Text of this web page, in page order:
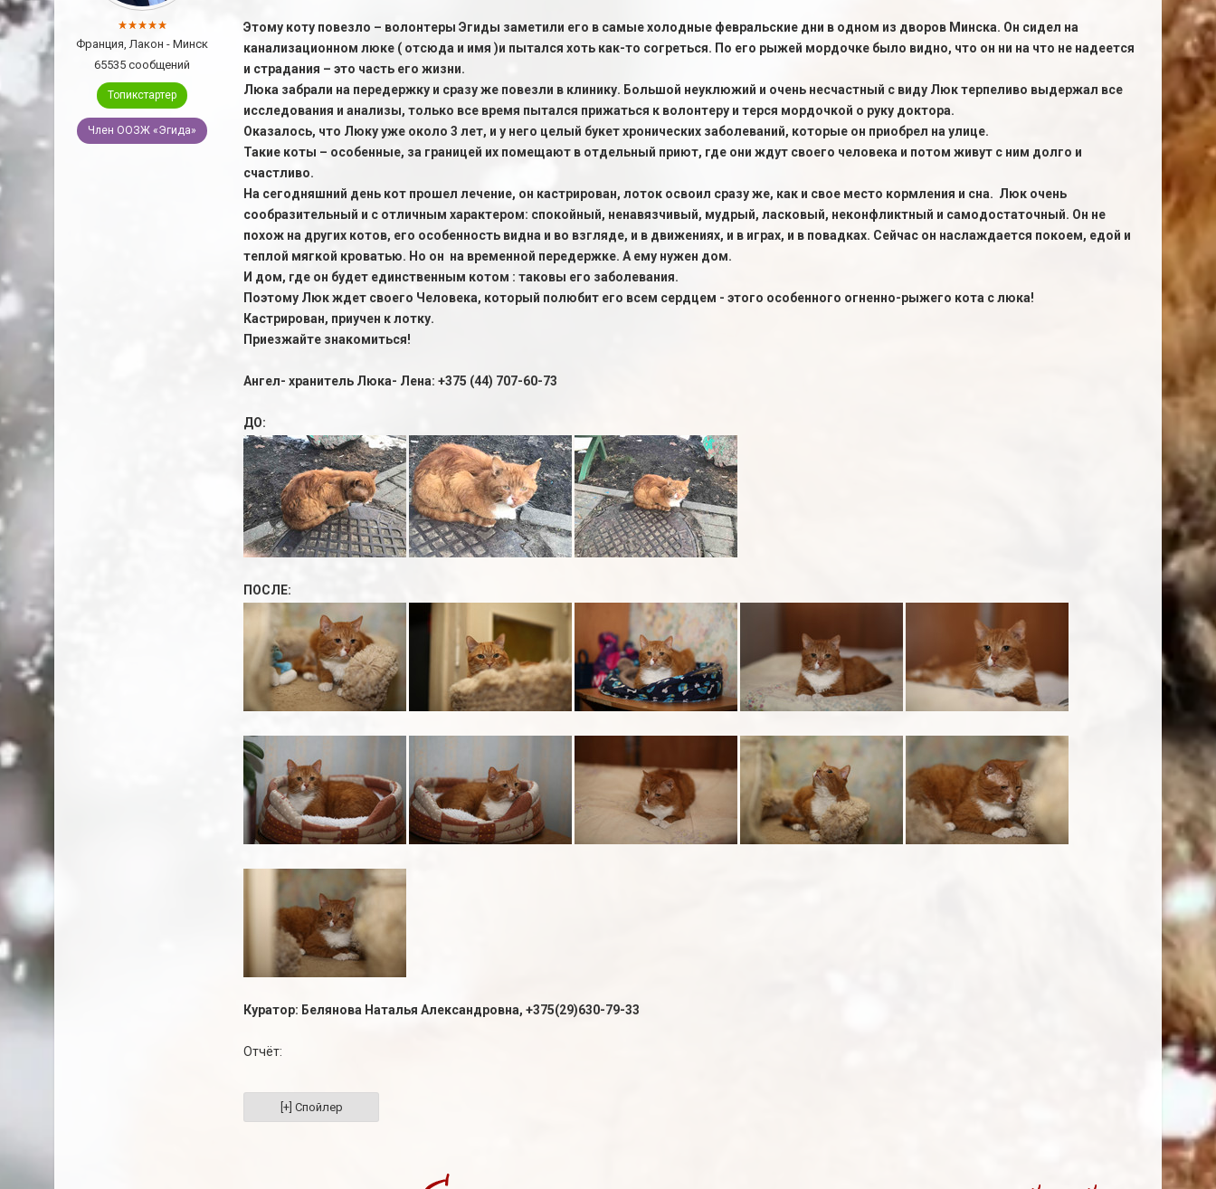
Франция, Лакон - Минск
65535 сообщений
Топикстартер
Член ООЗЖ «Эгида»
Этому коту повезло – волонтеры Эгиды заметили его в самые холодные февральские дни в одном из дворов Минска. Он сидел на
канализационном люке ( отсюда и имя )и пытался хоть как-то согреться. По его рыжей мордочке было видно, что он ни на что не надеется
и страдания – это часть его жизни.
Люка забрали на передержку и сразу же повезли в клинику. Большой неуклюжий и очень несчастный с виду Люк терпеливо выдержал все
исследования и анализы, только все время пытался прижаться к волонтеру и терся мордочкой о руку доктора.
Оказалось, что Люку уже около 3 лет, и у него целый букет хронических заболеваний, которые он приобрел на улице.
Такие коты – особенные, за границей их помещают в отдельный приют, где они ждут своего человека и потом живут с ним долго и
счастливо.
На сегодняшний день кот прошел лечение, он кастрирован, лоток освоил сразу же, как и свое место кормления и сна. Люк очень
сообразительный и с отличным характером: спокойный, ненавязчивый, мудрый, ласковый, неконфликтный и самодостаточный. Он не
похож на других котов, его особенность видна и во взгляде, и в движениях, и в играх, и в повадках. Сейчас он наслаждается покоем, едой и
теплой мягкой кроватью. Но он на временной передержке. А ему нужен дом.
И дом, где он будет единственным котом : таковы его заболевания.
Поэтому Люк ждет своего Человека, который полюбит его всем сердцем - этого особенного огненно-рыжего кота с люка!
Кастрирован, приучен к лотку.
Приезжайте знакомиться!
Ангел- хранитель Люка- Лена: +375 (44) 707-60-73
ДО:
ПОСЛЕ:
Куратор: Белянова Наталья Александровна, +375(29)630-79-33
Отчёт: